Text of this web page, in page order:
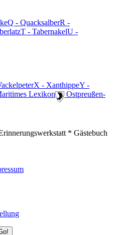
Q - QuacksalberR -
T - TabernakelU -
X - XanthippeY -
Lexikon
️ Ostpreußen-
* Gästebuch